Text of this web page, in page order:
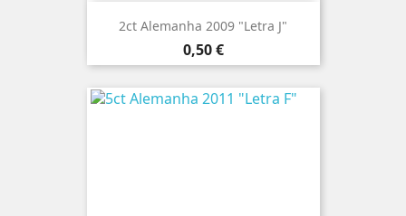
2ct Alemanha 2009 "Letra J"
Preço
0,50 €